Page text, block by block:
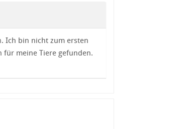
Ich bin nicht zum ersten
für meine Tiere gefunden.